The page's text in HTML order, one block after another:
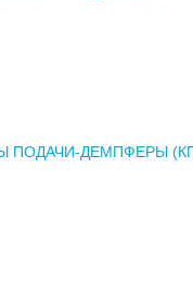
ПОДАЧИ-ДЕМПФЕРЫ